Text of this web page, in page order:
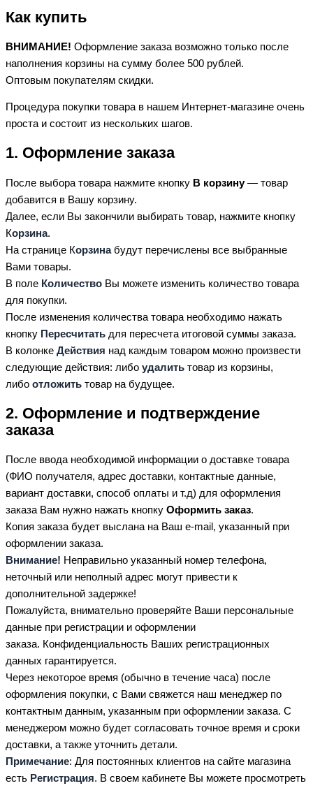
Как купить
ВНИМАНИЕ! Оформление заказа возможно только после
наполнения корзины на сумму более 500 рублей.
Оптовым покупателям скидки.
Процедура покупки товара в нашем Интернет-магазине очень
проста и состоит из нескольких шагов.
1. Оформление заказа
После выбора товара нажмите кнопку В корзину— товар
добавится в Вашу корзину.
Далее, если Вы закончили выбирать товар, нажмите кнопку
Корзина.
На странице Корзинабудут перечислены все выбранные
Вами товары.
В поле Количество Вы можете изменить количество товара
для покупки.
После изменения количества товара необходимо нажать
кнопку Пересчитать для пересчета итоговой суммы заказа.
В колонке Действия над каждым товаром можно произвести
следующие действия: либо удалить товар из корзины,
либо отложить товар на будущее.
2. Оформление и подтверждение
заказа
После ввода необходимой информации о доставке товара
(ФИО получателя, адрес доставки, контактные данные,
вариант доставки, способ оплаты и т.д) для оформления
заказа Вам нужно нажать кнопку Оформить заказ.
Копия заказа будет выслана на Ваш e-mail, указанный при
оформлении заказа.
Внимание! Неправильно указанный номер телефона,
неточный или неполный адрес могут привести к
дополнительной задержке!
Пожалуйста, внимательно проверяйте Ваши персональные
данные при регистрации и оформлении
заказа. Конфиденциальность Ваших регистрационных
данных гарантируется.
Через некоторое время (обычно в течение часа) после
оформления покупки, с Вами свяжется наш менеджер по
контактным данным, указанным при оформлении заказа. С
менеджером можно будет согласовать точное время и сроки
доставки, а также уточнить детали.
Примечание: Для постоянных клиентов на сайте магазина
есть Регистрация. В своем кабинете Вы можете просмотреть